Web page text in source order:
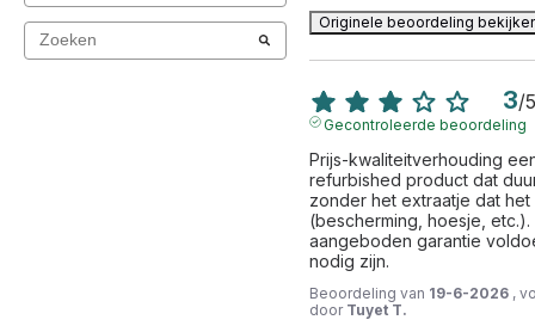
Originele beoordeling
3/5
Gecontroleerde beoordeling
Prijs-kwaliteitverhouding
refurbished product dat
zonder het extraatje dat
(bescherming, hoesje,
aangeboden garantie
nodig zijn.
Beoordeling van 19-6-2026 ,
door Tuyet T.